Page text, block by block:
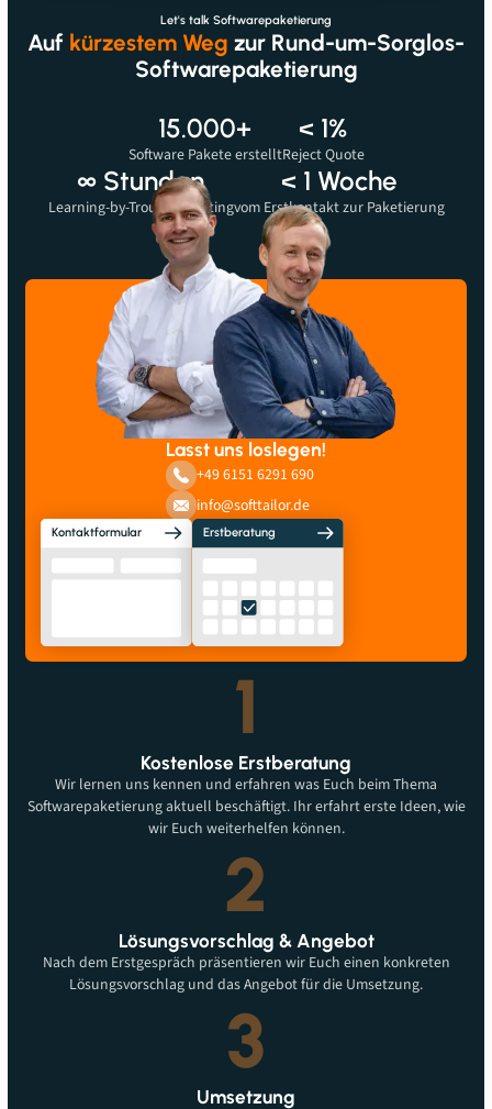
Let's talk Softwarepaketierung
Auf kürzestem Weg zur Rund-um-Sorglos-
Softwarepaketierung
15.000+
Software Pakete erstellt
< 1%
Reject Quote
Bevor wir dir Videos zeigen können, müssen wir dich informieren, dass beim
Betrachten der Videos möglicherweise Daten an den Anbieter gesendet werden.
∞ Stunden
Learning-by-Troubleshooting
< 1 Woche
vom Erstkontakt zur Paketierung
1
Kostenlose Erstberatung
Wir lernen uns kennen und erfahren was Euch beim Thema
Softwarepaketierung aktuell beschäftigt. Ihr erfahrt erste Ideen, wie
wir Euch weiterhelfen können.
2
Lösungsvorschlag & Angebot
Nach dem Erstgespräch präsentieren wir Euch einen konkreten
Lösungsvorschlag und das Angebot für die Umsetzung.
3
Umsetzung
Lasst uns loslegen!
+49 6151 6291 690
info@softtailor.de
Kontaktformular Erstberatung